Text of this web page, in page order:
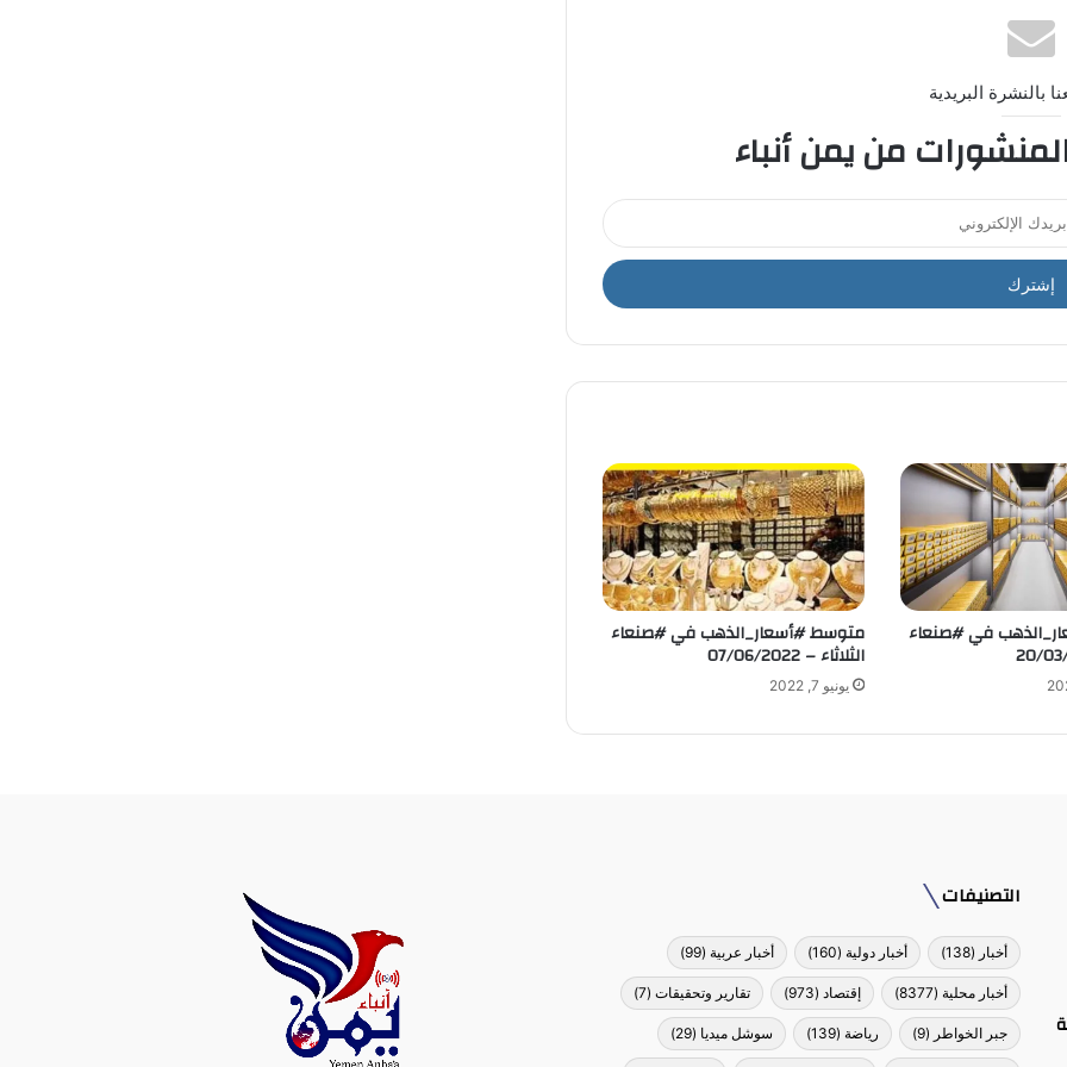
بالنشرة البريدية
من يمن أنباء
في #صنعاء متوسط #أسعار_الذهب في #صنعاء
الثلاثاء – 07/06/2022
يونيو 7, 2022
التصنيفات
أخبار (138) أخبار دولية(160) أخبار عربية(99)
أخبار محلية(8377) إقتصاد(973) تقارير وتحقيقات(7)
جبر الخواطر (9) رياضة(139) سوشل ميديا (29)